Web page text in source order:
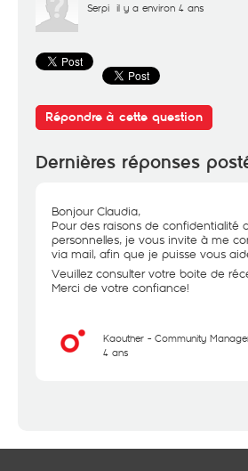
Serpi il y a environ 4 ans
Répondre à cette question
Dernières réponses
Bonjour Claudia,
Pour des raisons de confidentialité
personnelles, je vous invite à me
via mail, afin que je puisse vous
Veuillez consulter votre boite de
Merci de votre confiance!
Kaouther - Community
4 ans